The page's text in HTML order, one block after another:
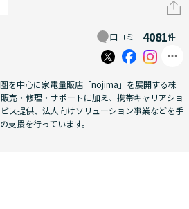
口コミ 4081件
を中心に家電量販店「nojima」を展開する株
売・修理・サポートに加え、携帯キャリアショ
ス提供、法人向けソリューション事業などを手
支援を行っています。